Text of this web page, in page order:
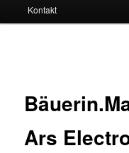
wechseln
Kontakt
Ars